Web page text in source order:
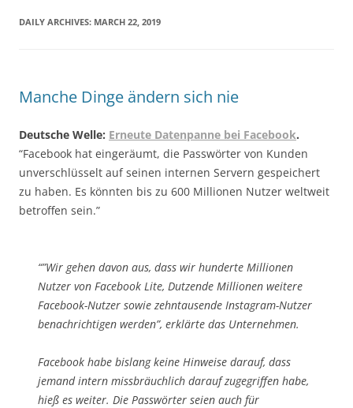
DAILY ARCHIVES: MARCH 22, 2019
Manche Dinge ändern sich nie
Deutsche Welle: Erneute Datenpanne bei Facebook.
“Facebook hat eingeräumt, die Passwörter von Kunden
unverschlüsselt auf seinen internen Servern gespeichert
zu haben. Es könnten bis zu 600 Millionen Nutzer weltweit
betroffen sein.”
“”Wir gehen davon aus, dass wir hunderte Millionen
Nutzer von Facebook Lite, Dutzende Millionen weitere
Facebook-Nutzer sowie zehntausende Instagram-Nutzer
benachrichtigen werden”, erklärte das Unternehmen.
Facebook habe bislang keine Hinweise darauf, dass
jemand intern missbräuchlich darauf zugegriffen habe,
hieß es weiter. Die Passwörter seien auch für